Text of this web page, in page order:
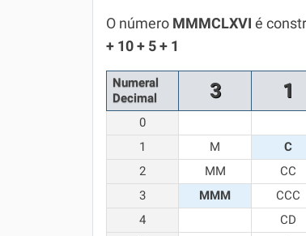
Química
Todos os Exercícios
O número MMMCLXVI é
+ 10 + 5 + 1
Numeral
Decimal
3 1
0
1
M C
2
MM CC
3
MMM CCC
4
CD